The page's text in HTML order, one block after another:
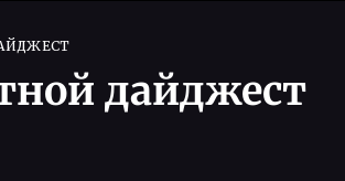
дайджест